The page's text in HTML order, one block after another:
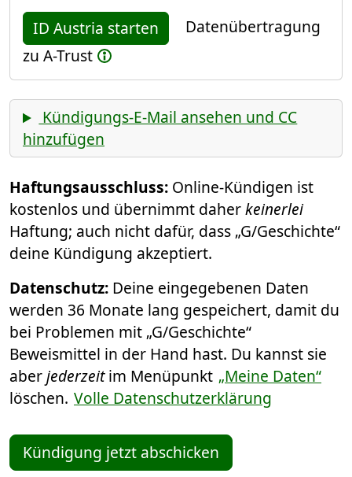
ID Austria starten
Datenübertragung
zu A-Trust
Kündigungs-E-Mail ansehen und CC
hinzufügen
Haftungsausschluss: Online-Kündigen ist
kostenlos und übernimmt daherkeinerlei
Haftung; auch nicht dafür, dass „G/Geschichte“
deine Kündigung akzeptiert.
Datenschutz: Deine eingegebenen Daten
werden 36 Monate lang gespeichert, damit du
bei Problemen mit „G/Geschichte“
Beweismittel in der Hand hast. Du kannst sie
aberjederzeitim Menüpunkt „Meine Daten“
löschen. Volle Datenschutzerklärung
Kündigung jetzt abschicken